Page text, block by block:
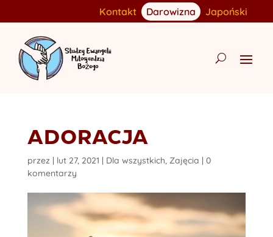
Kontakt Darowizna Japoński
ADORACJA
przez lut 27, 2021 Dla wszystkich, Zajęcia
0
komentarzy